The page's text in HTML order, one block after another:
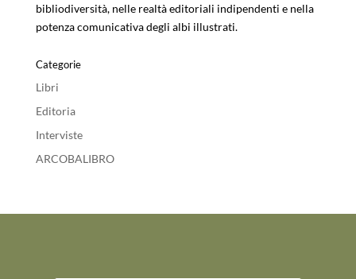
bibliodiversità, nelle realtà editoriali indipendenti e nella
potenza comunicativa degli albi illustrati.
Categorie
Libri
Editoria
Interviste
ARCOBALIBRO